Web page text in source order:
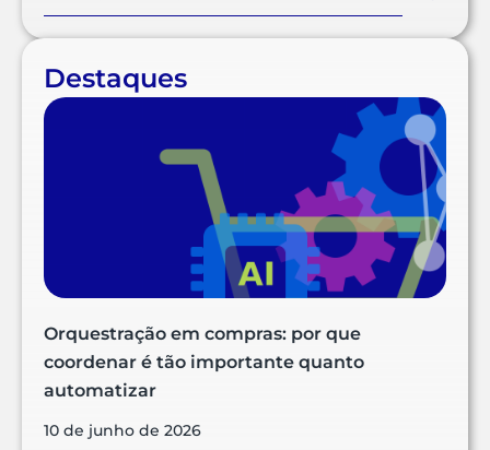
Destaques
Orquestração em compras: por que
coordenar é tão importante quanto
automatizar
10 de junho de 2026